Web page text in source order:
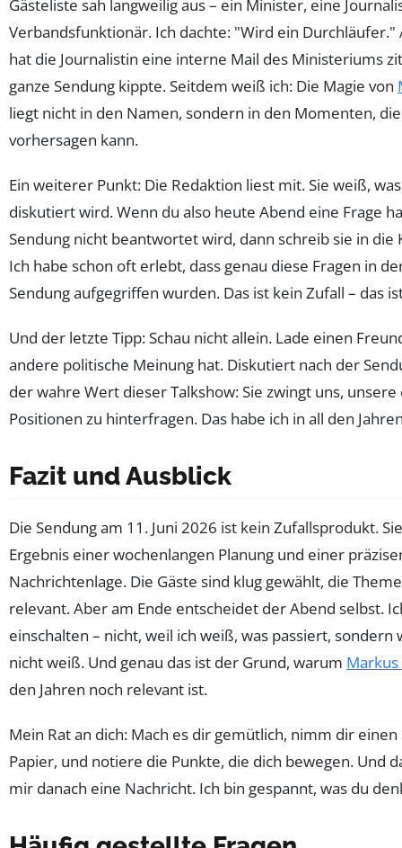
Gästeliste sah langweilig aus – ein Minister, eine
Verbandsfunktionär. Ich dachte: "Wird ein Durchläufer."
hat die Journalistin eine interne Mail des Ministeriums
ganze Sendung kippte. Seitdem weiß ich: Die Magie von
liegt nicht in den Namen, sondern in den Momenten,
vorhersagen kann.
Ein weiterer Punkt: Die Redaktion liest mit. Sie weiß,
diskutiert wird. Wenn du also heute Abend eine Frage
Sendung nicht beantwortet wird, dann schreib sie in die
Ich habe schon oft erlebt, dass genau diese Fragen in
Sendung aufgegriffen wurden. Das ist kein Zufall – das
Und der letzte Tipp: Schau nicht allein. Lade einen
andere politische Meinung hat. Diskutiert nach der
der wahre Wert dieser Talkshow: Sie zwingt uns, unsere
Positionen zu hinterfragen. Das habe ich in all den
Fazit und Ausblick
Die Sendung am 11. Juni 2026 ist kein Zufallsprodukt.
Ergebnis einer wochenlangen Planung und einer
Nachrichtenlage. Die Gäste sind klug gewählt, die
relevant. Aber am Ende entscheidet der Abend selbst.
einschalten – nicht, weil ich weiß, was passiert, sondern
nicht weiß. Und genau das ist der Grund, warum Markus
den Jahren noch relevant ist.
Mein Rat an dich: Mach es dir gemütlich, nimm dir
Papier, und notiere die Punkte, die dich bewegen. Und
mir danach eine Nachricht. Ich bin gespannt, was du